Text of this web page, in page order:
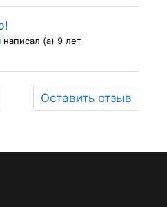
написал (а) 9 лет
Оставить отзыв